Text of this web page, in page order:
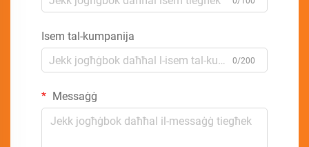
Isem tal-kumpanija
0/200
Messaġġ